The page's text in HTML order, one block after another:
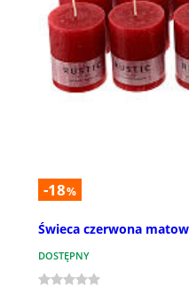
-18%
Świeca czerwona
DOSTĘPNY